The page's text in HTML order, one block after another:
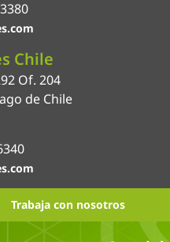
Chile
Of. 204
de Chile
Trabaja con nosotros